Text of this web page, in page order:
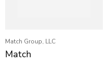
Match Group, LLC
Match